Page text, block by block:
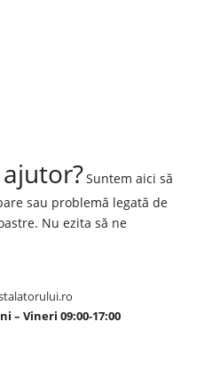
Suntem aici să
sau problemă legată de
Nu ezita să ne
– Vineri 09:00-17:00